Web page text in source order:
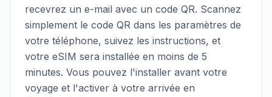
recevrez un e-mail avec un code QR. Scannez
simplement le code QR dans les paramètres de
votre téléphone, suivez les instructions, et
votre eSIM sera installée en moins de 5
minutes. Vous pouvez l'installer avant votre
voyage et l'activer à votre arrivée en